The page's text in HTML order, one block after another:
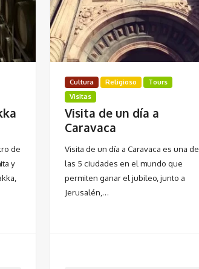
de
y
Cultura Religioso
Tours
Visitas
Visita de un dí­a a
Caravaca
Visita de un día a Caravaca es una de
las 5 ciudades en el mundo que
permiten ganar el jubileo, junto a
Jerusalén,…